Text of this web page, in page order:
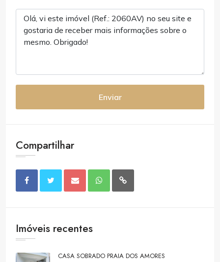
Enviar
Compartilhar
Imóveis recentes
CASA SOBRADO PRAIA DOS AMORES